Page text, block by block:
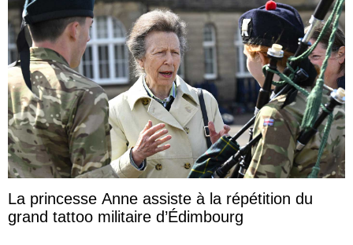
La princesse Anne assiste à la répétition du
grand tattoo militaire d’Édimbourg